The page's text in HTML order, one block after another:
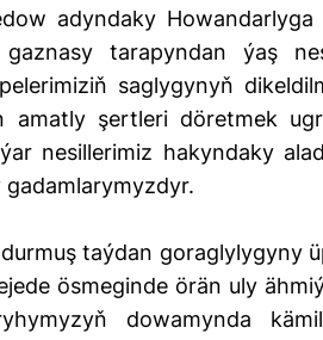
adyndaky
tarapyndan ýaş
saglygynyň
amatly şertleri döretmek
nesillerimiz hakyndaky
taýdan goraglylygyny
ösmeginde örän uly
dowamynda